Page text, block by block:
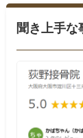
聞き上手な